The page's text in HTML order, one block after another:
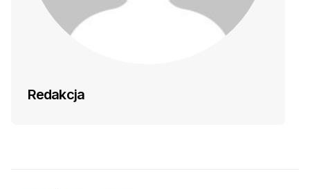
Redakcja